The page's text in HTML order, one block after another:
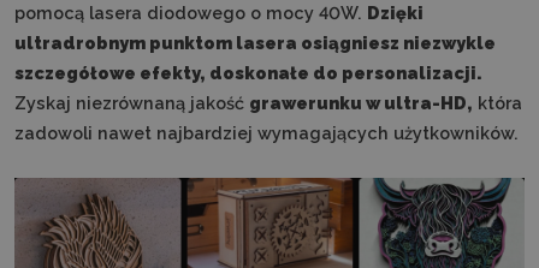
pomocą lasera diodowego o mocy 40W. Dzięki
ultradrobnym punktom lasera osiągniesz niezwykle
szczegółowe efekty, doskonałe do personalizacji.
Zyskaj niezrównaną jakość grawerunku w ultra-HD, która
zadowoli nawet najbardziej wymagających użytkowników.